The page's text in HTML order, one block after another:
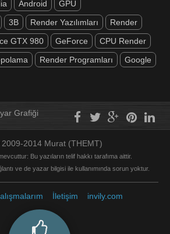
Android
GPU
3B Render Yazılımları
Render
GTX 980 GeForce
CPU Render
Render Programları
Google
Grafiği
2009-2014 Murat (THEMT)
Bu yazıların telif hakkı tarafıma aittir.
ve de yazar bilgisi ile kullanımında sorun yoktur.
İletişim invily.com